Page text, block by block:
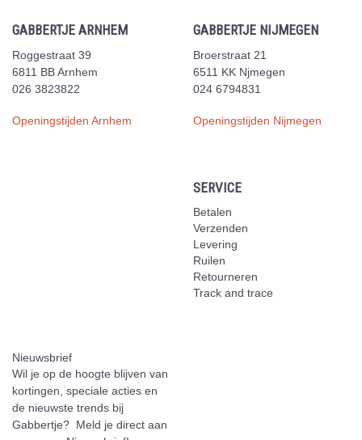
GABBERTJE ARNHEM
Roggestraat 39
6811 BB Arnhem
026 3823822
Openingstijden Arnhem
GABBERTJE NIJMEGEN
Broerstraat 21
6511 KK Njmegen
024 6794831
Openingstijden Nijmegen
SERVICE
Betalen
Verzenden
Levering
Ruilen
Retourneren
Track and trace
Nieuwsbrief
Wil je op de hoogte blijven van
kortingen, speciale acties en
de nieuwste trends bij
Gabbertje? Meld je direct aan